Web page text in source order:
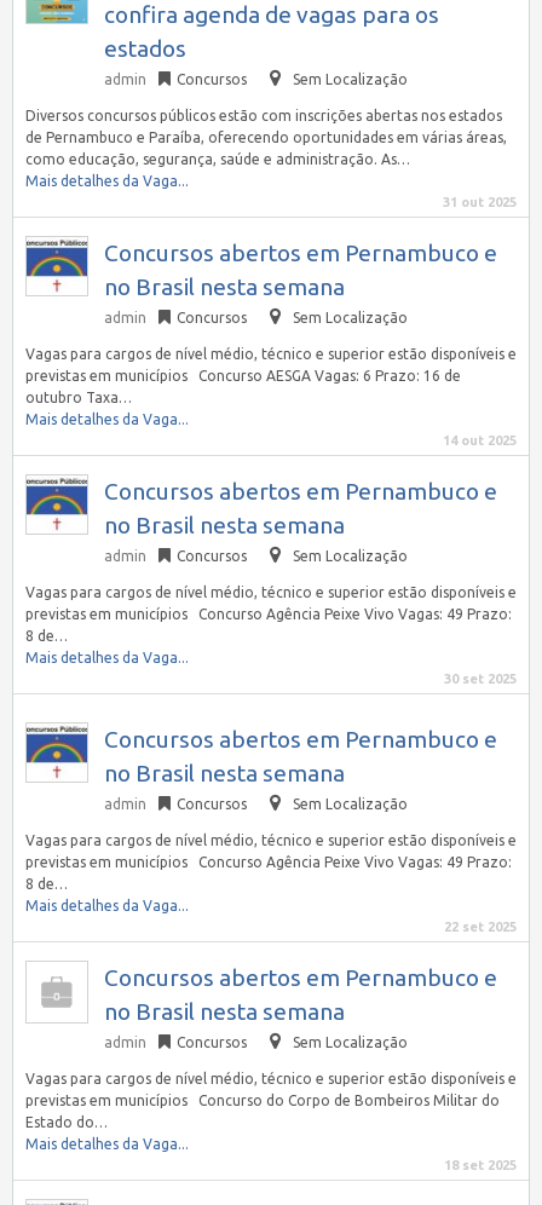
confira agenda de vagas para os
estados
admin Concursos Sem Localização
Diversos concursos públicos estão com inscrições abertas nos estados
de Pernambuco e Paraíba, oferecendo oportunidades em várias áreas,
como educação, segurança, saúde e administração. As…
Mais detalhes da Vaga...
31 out 2025
Concursos abertos em Pernambuco e
no Brasil nesta semana
admin Concursos Sem Localização
Vagas para cargos de nível médio, técnico e superior estão disponíveis e
previstas em municípios Concurso AESGA Vagas: 6 Prazo: 16 de
outubro Taxa…
Mais detalhes da Vaga...
14 out 2025
Concursos abertos em Pernambuco e
no Brasil nesta semana
admin Concursos Sem Localização
Vagas para cargos de nível médio, técnico e superior estão disponíveis e
previstas em municípios Concurso Agência Peixe Vivo Vagas: 49 Prazo:
8 de…
Mais detalhes da Vaga...
30 set 2025
Concursos abertos em Pernambuco e
no Brasil nesta semana
admin Concursos Sem Localização
Vagas para cargos de nível médio, técnico e superior estão disponíveis e
previstas em municípios Concurso Agência Peixe Vivo Vagas: 49 Prazo:
8 de…
Mais detalhes da Vaga...
22 set 2025
Concursos abertos em Pernambuco e
no Brasil nesta semana
admin Concursos Sem Localização
Vagas para cargos de nível médio, técnico e superior estão disponíveis e
previstas em municípios Concurso do Corpo de Bombeiros Militar do
Estado do…
Mais detalhes da Vaga...
18 set 2025